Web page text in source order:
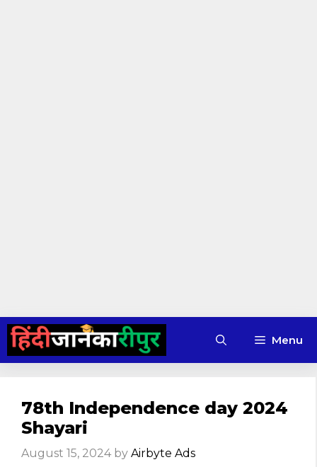
Skip
content
Menu
78th Independence day 2024
Shayari
August 15, 2024 by Airbyte Ads